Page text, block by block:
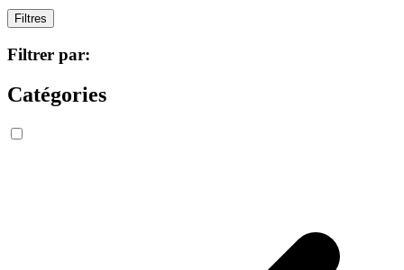
Filtres
Filtrer par:
Catégories